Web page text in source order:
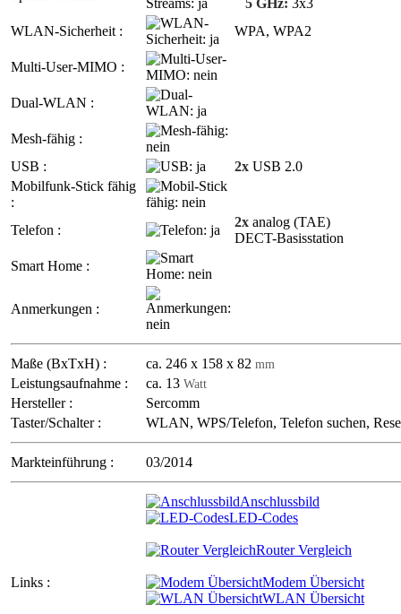
WLAN-Sicherheit :
WPA, WPA2
Multi-User-MIMO :
Dual-WLAN :
Mesh-fähig :
USB :
2x USB 2.0
Mobilfunk-Stick fähig
:
Telefon :
2x analog (TAE)
DECT-Basisstation
Smart Home :
Anmerkungen :
Maße (BxTxH) : ca. 246 x 158 x 82 mm
Leistungsaufnahme : ca. 13 Watt
Hersteller :
Sercomm
Taster/Schalter :
WLAN, WPS/Telefon, Telefon suchen,
Markteinführung : 03/2014
Links :
Anschlussbild
LED-Codes
Router Vergleich
Modem Übersicht
WLAN Übersicht